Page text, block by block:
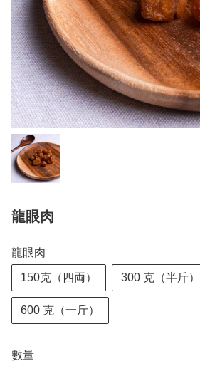
龍眼肉
龍眼肉
150克（四両） 300 克（半斤）
600 克（一斤）
數量